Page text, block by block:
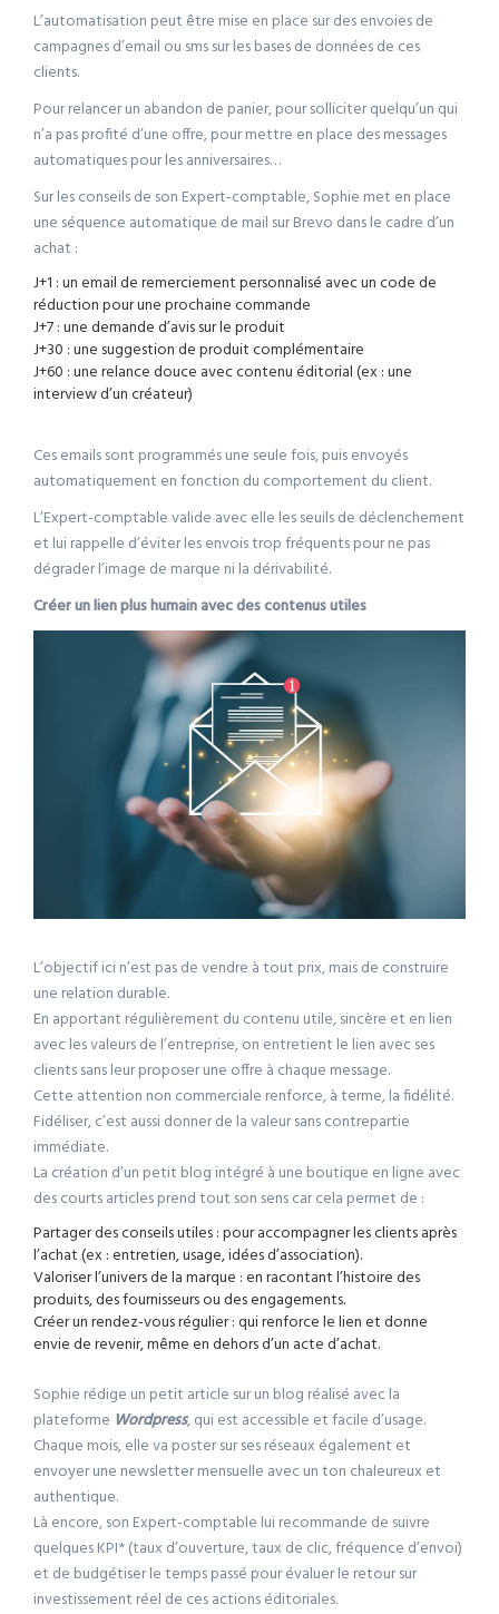
L’automatisation peut être mise en place sur des envoies de
campagnes d’email ou sms sur les bases de données de ces
clients.
Pour relancer un abandon de panier, pour solliciter quelqu’un qui
n’a pas profité d’une offre, pour mettre en place des messages
automatiques pour les anniversaires…
Sur les conseils de son Expert-comptable, Sophie met en place
une séquence automatique de mail sur Brevo dans le cadre d’un
achat :
J+1 : un email de remerciement personnalisé avec un code de
réduction pour une prochaine commande
J+7 : une demande d’avis sur le produit
J+30 : une suggestion de produit complémentaire
J+60 : une relance douce avec contenu éditorial (ex : une
interview d’un créateur)
Ces emails sont programmés une seule fois, puis envoyés
automatiquement en fonction du comportement du client.
L’Expert-comptable valide avec elle les seuils de déclenchement
et lui rappelle d’éviter les envois trop fréquents pour ne pas
dégrader l’image de marque ni la dérivabilité.
Créer un lien plus humain avec des contenus utiles
L’objectif ici n’est pas de vendre à tout prix, mais de construire
une relation durable.
En apportant régulièrement du contenu utile, sincère et en lien
avec les valeurs de l’entreprise, on entretient le lien avec ses
clients sans leur proposer une offre à chaque message.
Cette attention non commerciale renforce, à terme, la fidélité.
Fidéliser, c’est aussi donner de la valeur sans contrepartie
immédiate.
La création d’un petit blog intégré à une boutique en ligne avec
des courts articles prend tout son sens car cela permet de :
Partager des conseils utiles : pour accompagner les clients après
l’achat (ex : entretien, usage, idées d’association).
Valoriser l’univers de la marque : en racontant l’histoire des
produits, des fournisseurs ou des engagements.
Créer un rendez-vous régulier : qui renforce le lien et donne
envie de revenir, même en dehors d’un acte d’achat.
Sophie rédige un petit article sur un blog réalisé avec la
plateforme Wordpress, qui est accessible et facile d’usage.
Chaque mois, elle va poster sur ses réseaux également et
envoyer une newsletter mensuelle avec un ton chaleureux et
authentique.
Là encore, son Expert-comptable lui recommande de suivre
quelques KPI* (taux d’ouverture, taux de clic, fréquence d’envoi)
et de budgétiser le temps passé pour évaluer le retour sur
investissement réel de ces actions éditoriales.